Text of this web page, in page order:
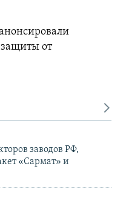
от
заводов РФ,
«Сармат» и